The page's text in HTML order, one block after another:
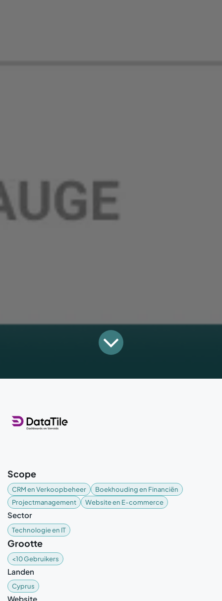
Scope
CRM en Verkoopbeheer
Boekhouding en Financiën
Projectmanagement
Website en E-commerce
Sector
Technologie en IT
Grootte
<10 Gebruikers
Landen
Cyprus
Website